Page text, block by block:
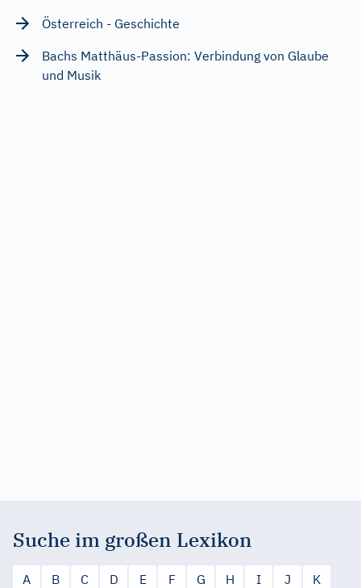
Österreich - Geschichte
Bachs Matthäus-Passion: Verbindung von Glaube
und Musik
Suche im großen Lexikon
A B C D E F G H I J
K